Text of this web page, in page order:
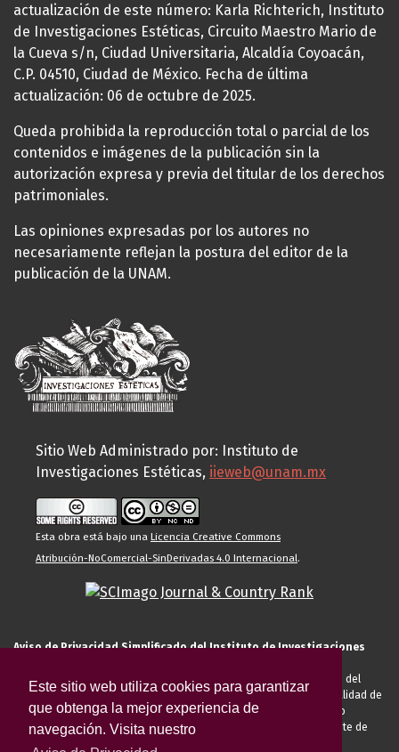
Este sitio web utiliza cookies para garantizar
que obtenga la mejor experiencia de
navegación. Visita nuestro
actualización de este número: Karla Richterich, Instituto
de Investigaciones Estéticas, Circuito Maestro Mario de
la Cueva s/n, Ciudad Universitaria, Alcaldía Coyoacán,
C.P. 04510, Ciudad de México. Fecha de última
actualización: 06 de octubre de 2025.
Queda prohibida la reproducción total o parcial de los
contenidos e imágenes de la publicación sin la
autorización expresa y previa del titular de los derechos
patrimoniales.
Las opiniones expresadas por los autores no
necesariamente reflejan la postura del editor de la
publicación de la UNAM.
Sitio Web Administrado por: Instituto de
Investigaciones Estéticas, iieweb@unam.mx
Esta obra está bajo una Licencia Creative Commons
Atribución-NoComercial-SinDerivadas 4.0 Internacional.
Aviso de Privacidad Simplificado del Instituto de Investigaciones
El Instituto de Investigaciones Estéticas de la UNAM, es responsable del
tratamiento de sus datos personales para el registro de usted en calidad de
alumno, docente, personal de la entidad académica, conferencista o
invitado externo (nacional o extranjero), visitante, proveedor o cliente de